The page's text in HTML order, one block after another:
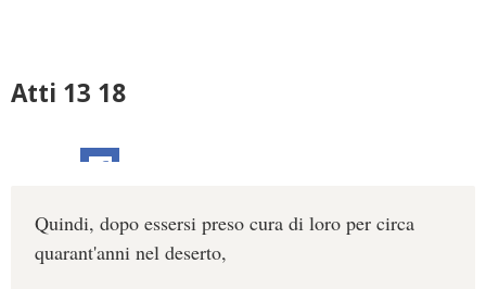
Atti 13 18
Quindi, dopo essersi preso cura di loro per circa
quarant'anni nel deserto,